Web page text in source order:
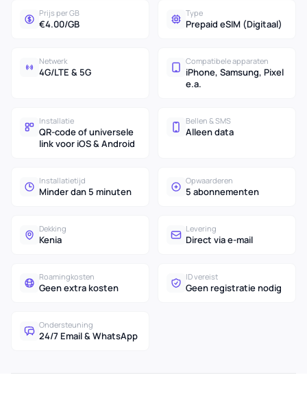
Prijs per GB
€4.00/GB
Type
Prepaid eSIM (Digitaal)
Netwerk
4G/LTE & 5G
Compatibele apparaten
iPhone, Samsung, Pixel
e.a.
Installatie
QR-code of universele
link voor iOS & Android
Bellen & SMS
Alleen data
Installatietijd
Minder dan 5 minuten
Opwaarderen
5 abonnementen
Dekking
Kenia
Levering
Direct via e-mail
Roamingkosten
Geen extra kosten
ID vereist
Geen registratie nodig
Ondersteuning
24/7 Email & WhatsApp